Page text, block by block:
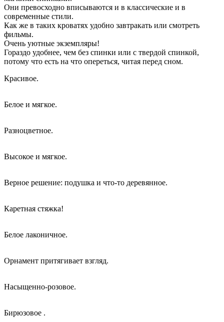
Они превосходно вписываются и в классические и в
современные стили.
Как же в таких кроватях удобно завтракать или смотреть
фильмы.
Очень уютные экземпляры!
Гораздо удобнее, чем без спинки или с твердой спинкой,
потому что есть на что опереться, читая перед сном.
Красивое.
Белое и мягкое.
Разноцветное.
Высокое и мягкое.
Верное решение: подушка и что-то деревянное.
Каретная стяжка!
Белое лаконичное.
Орнамент притягивает взгляд.
Насыщенно-розовое.
Бирюзовое .